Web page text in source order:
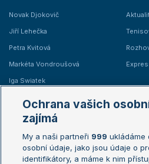
Novak Djokovič
Jiří Lehečka
Petra Kvitová
Markéta Vondroušová
Iga Swiatek
Žebříčky
Žebříček ATP (muži)
Žebříček WTA (ženy)
Ochrana vašich
zajímá
My a naši partneři 999 ukládáme
osobní údaje, jako jsou údaje o
identifikátory, a máme k nim